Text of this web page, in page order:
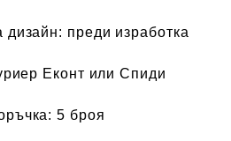
дизайн: преди изработка
Еконт или Спиди
5 броя